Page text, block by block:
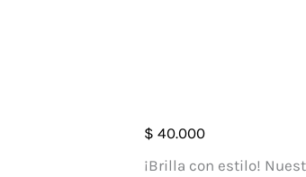
$ 40.000
¡Brilla con estilo!
Case
Luna